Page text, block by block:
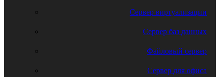
Сервер виртуализации
Сервер баз данных
Файловый сервер
Сервер для офиса